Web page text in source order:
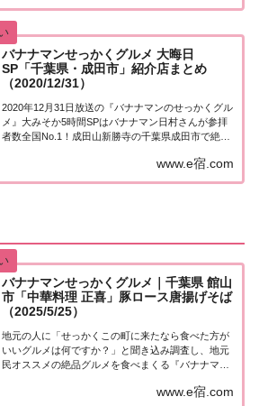
ちら！日村さんが「成田山新勝寺の千葉県成田...
バナナマンせっかくグルメ 大晦日
SP「千葉県・成田市」紹介店まとめ
（2020/12/31）
2020年12月31日放送の『バナナマンのせっかくグル
メ』大みそか5時間SPはバナナマン日村さんが参拝
者数全国No.1！成田山新勝寺の千葉県成田市で絶品
しくはこちら！日村さんが「成田山新勝寺の千葉県
成田市」へ！バナナマンのせっかくグル...
www.e宿.com
バナナマンせっかくグルメ｜千葉県 館山
市「中華料理 正喜」豚ロース唐揚げそば
（2025/5/25）
地元の人に「せっかくこの町に来たなら食べた方が
いいグルメは何ですか？」と聞き込み調査し、地元
民オススメの絶品グルメを食べまくる『バナナマン
マンのせっかくグルメ』は日村さんが千葉県 館山市
www.e宿.com